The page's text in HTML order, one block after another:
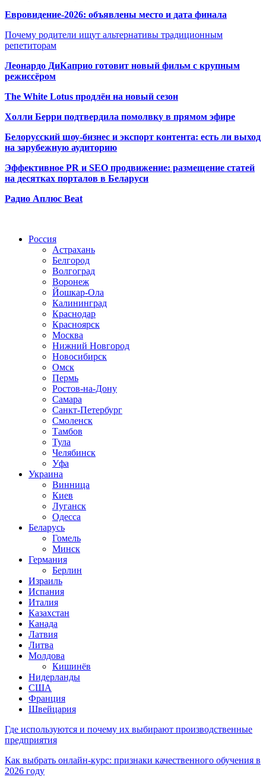
Евровидение-2026: объявлены место и дата финала
Почему родители ищут альтернативы традиционным
репетиторам
Леонардо ДиКаприо готовит новый фильм с крупным
режиссёром
The White Lotus продлён на новый сезон
Холли Берри подтвердила помолвку в прямом эфире
Белорусский шоу-бизнес и экспорт контента: есть ли выход
на зарубежную аудиторию
Эффективное PR и SEO продвижение: размещение статей
на десятках порталов в Беларуси
Радио Аплюс Beat
Россия
Астрахань
Белгород
Волгоград
Воронеж
Йошкар-Ола
Калининград
Краснодар
Красноярск
Москва
Нижний Новгород
Новосибирск
Омск
Пермь
Ростов-на-Дону
Самара
Санкт-Петербург
Смоленск
Тамбов
Тула
Челябинск
Уфа
Украина
Винница
Киев
Луганск
Одесса
Беларусь
Гомель
Минск
Германия
Берлин
Израиль
Испания
Италия
Казахстан
Канада
Латвия
Литва
Молдова
Кишинёв
Нидерланды
США
Франция
Швейцария
Где используются и почему их выбирают производственные
предприятия
Как выбрать онлайн-курс: признаки качественного обучения в
2026 году